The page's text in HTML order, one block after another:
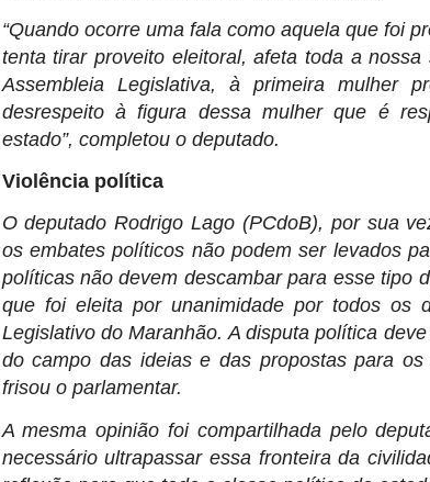
“Quando ocorre uma fala como aquela que foi
tenta tirar proveito eleitoral, afeta toda a
Assembleia Legislativa, à primeira mulher
desrespeito à figura dessa mulher que é
estado”, completou o deputado.
Violência política
O deputado Rodrigo Lago (PCdoB), por sua
os embates políticos não podem ser levados
políticas não devem descambar para esse tipo
que foi eleita por unanimidade por todos os
Legislativo do Maranhão. A disputa política
do campo das ideias e das propostas para os
frisou o parlamentar.
A mesma opinião foi compartilhada pelo
necessário ultrapassar essa fronteira da